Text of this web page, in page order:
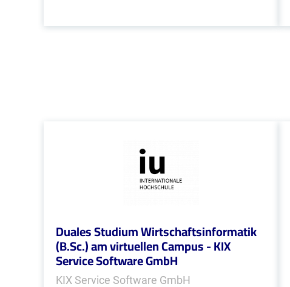
Duales Studium Wirtschaftsinformatik
(B.Sc.) am virtuellen Campus - KIX
Service Software GmbH
KIX Service Software GmbH